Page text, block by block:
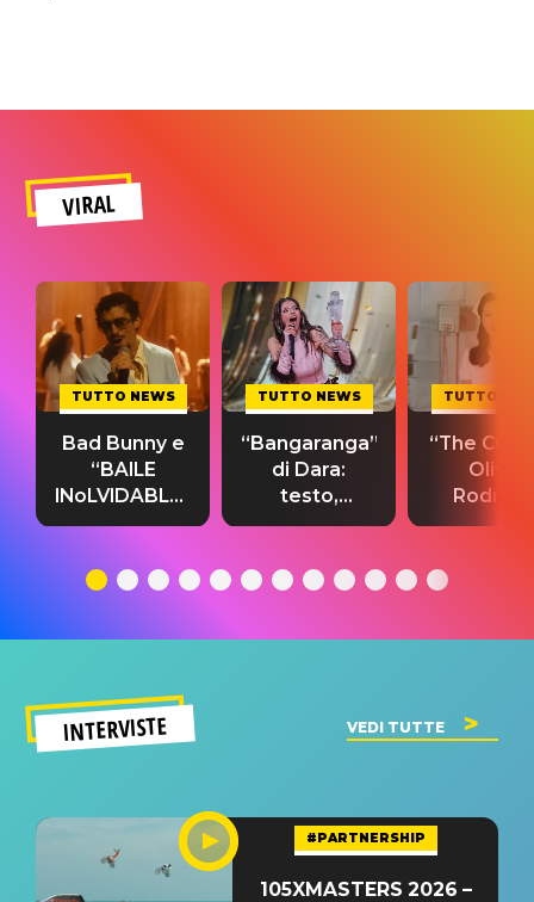
VIRAL
TUTTO NEWS
Bad Bunny e
“BAILE
INoLVIDABLE”:
testo,
significato
TUTTO NEWS
“Bangaranga”
di Dara:
testo,
traduzione e
del singolo
TUTTO
“The
Olivia
testo,
INTERVISTE VEDI TUTTE
#PARTNERSHIP
105XMASTERS 2026 –